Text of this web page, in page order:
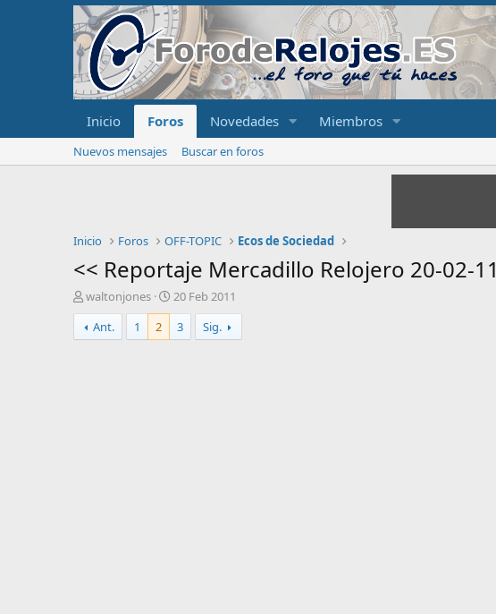
Inicio Foros Novedades Miembros
Nuevos mensajes Buscar en foros
Inicio Foros OFF-TOPIC Ecos de Sociedad
<< Reportaje Mercadillo Relojero 20-02-
I
n
i
c
waltonjones
F
e
c
h
20 Feb 2011
Ant.
1 2 3 Sig.